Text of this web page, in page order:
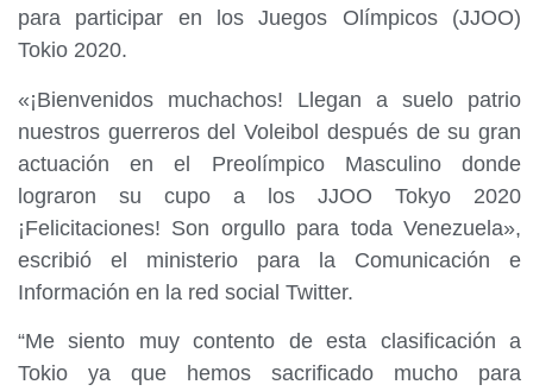
para participar en los Juegos Olímpicos (JJOO)
Tokio 2020.
«¡Bienvenidos muchachos! Llegan a suelo patrio
nuestros guerreros del Voleibol después de su gran
actuación en el Preolímpico Masculino donde
lograron su cupo a los JJOO Tokyo 2020
¡Felicitaciones! Son orgullo para toda Venezuela»,
escribió el ministerio para la Comunicación e
Información en la red social Twitter.
“Me siento muy contento de esta clasificación a
Tokio ya que hemos sacrificado mucho para